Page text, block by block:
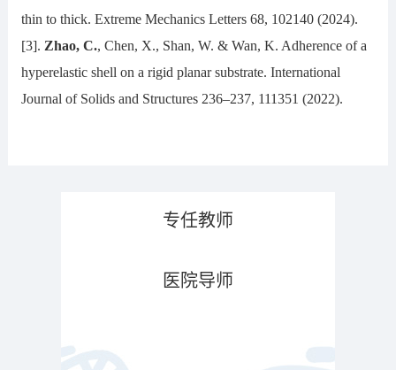
thin to thick. Extreme Mechanics Letters 68, 102140 (2024).
[3]. Zhao, C., Chen, X., Shan, W. & Wan, K. Adherence of a
hyperelastic shell on a rigid planar substrate. International
Journal of Solids and Structures 236–237, 111351 (2022).
专任教师
医院导师